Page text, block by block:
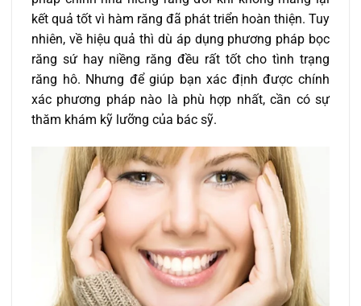
kết quả tốt vì hàm răng đã phát triển hoàn thiện. Tuy
nhiên, về hiệu quả thì dù áp dụng phương pháp bọc
răng sứ hay niềng răng đều rất tốt cho tình trạng
răng hô. Nhưng để giúp bạn xác định được chính
xác phương pháp nào là phù hợp nhất, cần có sự
thăm khám kỹ lưỡng của bác sỹ.